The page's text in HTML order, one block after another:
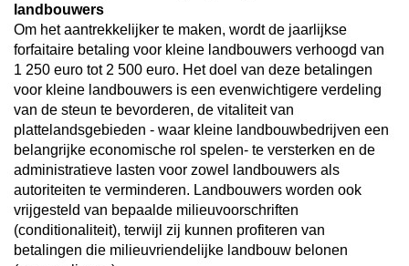
landbouwers
Om het aantrekkelijker te maken, wordt de jaarlijkse
forfaitaire betaling voor kleine landbouwers verhoogd van
1 250 euro tot 2 500 euro. Het doel van deze betalingen
voor kleine landbouwers is een evenwichtigere verdeling
van de steun te bevorderen, de vitaliteit van
plattelandsgebieden - waar kleine landbouwbedrijven een
belangrijke economische rol spelen- te versterken en de
administratieve lasten voor zowel landbouwers als
autoriteiten te verminderen. Landbouwers worden ook
vrijgesteld van bepaalde milieuvoorschriften
(conditionaliteit), terwijl zij kunnen profiteren van
betalingen die milieuvriendelijke landbouw belonen